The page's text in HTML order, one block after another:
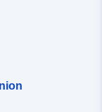
8fff6bd8-3fc3-